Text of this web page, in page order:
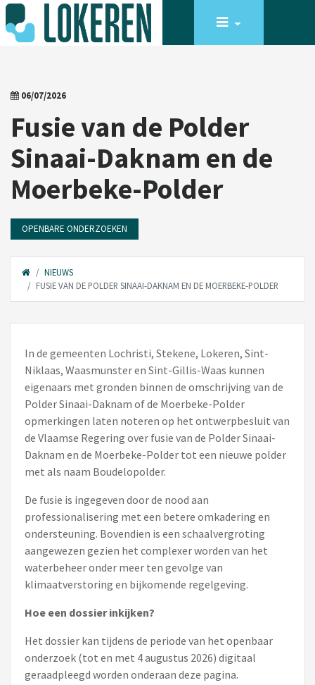
06/07/2026
Fusie van de Polder
Sinaai-Daknam en de
Moerbeke-Polder
OPENBARE ONDERZOEKEN
NIEUWS
FUSIE VAN DE POLDER SINAAI-DAKNAM EN DE MOERBEKE-POLDER
In de gemeenten Lochristi, Stekene, Lokeren, Sint-
Niklaas, Waasmunster en Sint-Gillis-Waas kunnen
eigenaars met gronden binnen de omschrijving van de
Polder Sinaai-Daknam of de Moerbeke-Polder
opmerkingen laten noteren op het ontwerpbesluit van
de Vlaamse Regering over fusie van de Polder Sinaai-
Daknam en de Moerbeke-Polder tot een nieuwe polder
met als naam Boudelopolder.
De fusie is ingegeven door de nood aan
professionalisering met een betere omkadering en
ondersteuning. Bovendien is een schaalvergroting
aangewezen gezien het complexer worden van het
waterbeheer onder meer ten gevolge van
klimaatverstoring en bijkomende regelgeving.
Hoe een dossier inkijken?
Het dossier kan tijdens de periode van het openbaar
onderzoek (tot en met 4 augustus 2026) digitaal
geraadpleegd worden onderaan deze pagina.